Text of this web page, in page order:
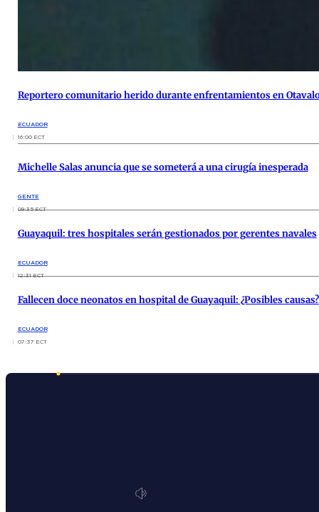
Reportero comunitario herido durante enfrentamientos en
ECUADOR
16:00 ECT
Michelle Salas anuncia que se someterá a una cirugía inesperada
GENTE
09:35 ECT
Guayaquil: tres hospitales serán gestionados por gerentes navales
ECUADOR
12:31 ECT
Fallecen doce neonatos en hospital de Guayaquil: ¿Posibles causas?
ECUADOR
07:37 ECT